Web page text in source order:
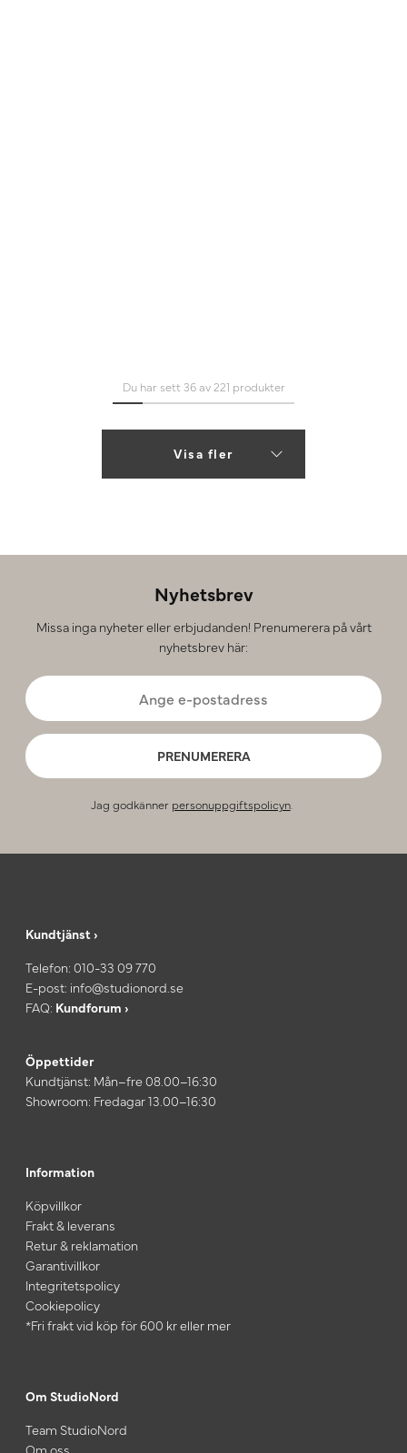
Du har sett 36 av 221 produkter
Visa fler
Nyhetsbrev
Missa inga nyheter eller erbjudanden! Prenumerera på vårt
nyhetsbrev här:
PRENUMERERA
Jag godkänner personuppgiftspolicyn.
Kundtjänst ›
Telefon: 010-33 09 770
E-post: info@studionord.se
FAQ: Kundforum ›
Öppettider
Kundtjänst: Mån–fre 08.00–16:30
Showroom: Fredagar 13.00–16:30
Information
Köpvillkor
Frakt & leverans
Retur & reklamation
Garantivillkor
Integritetspolicy
Cookiepolicy
*Fri frakt vid köp för 600 kr eller mer
Om StudioNord
Team StudioNord
Om oss